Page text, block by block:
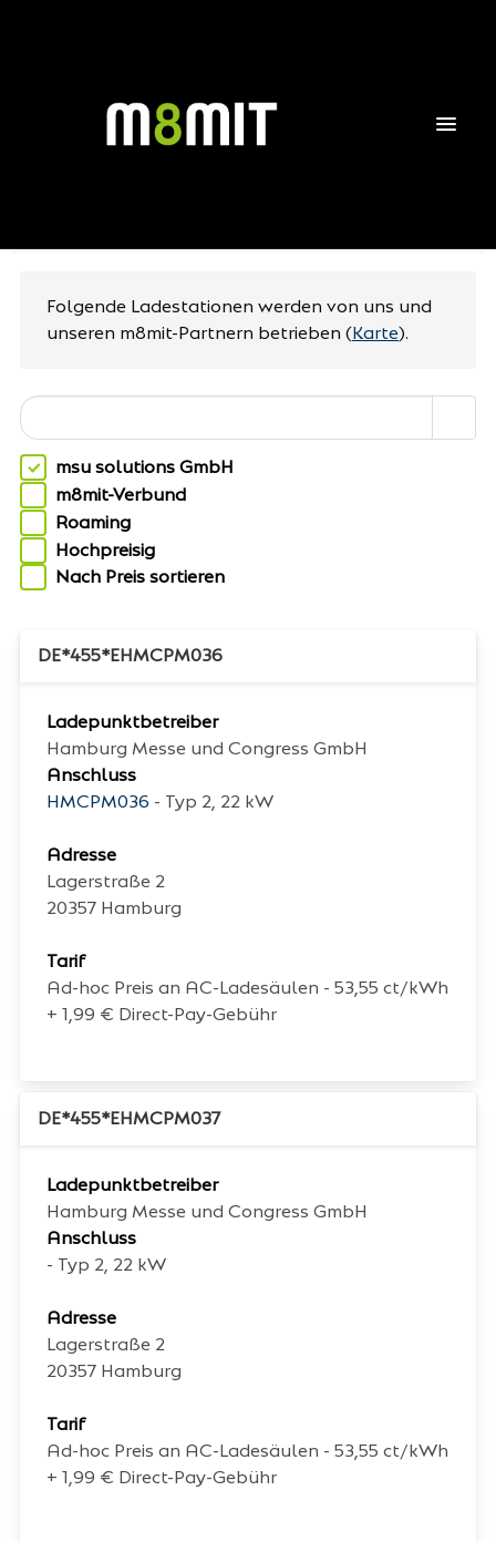
Folgende Ladestationen werden von uns und
unseren m8mit-Partnern betrieben (Karte).
msu solutions GmbH
m8mit-Verbund
Roaming
Hochpreisig
Nach Preis sortieren
DE*455*EHMCPM036
Ladepunktbetreiber
Hamburg Messe und Congress GmbH
Anschluss
HMCPM036 - Typ 2, 22 kW
Adresse
Lagerstraße 2
20357 Hamburg
Tarif
Ad-hoc Preis an AC-Ladesäulen - 53,55 ct/kWh
+ 1,99 € Direct-Pay-Gebühr
DE*455*EHMCPM037
Ladepunktbetreiber
Hamburg Messe und Congress GmbH
Anschluss
- Typ 2, 22 kW
Adresse
Lagerstraße 2
20357 Hamburg
Tarif
Ad-hoc Preis an AC-Ladesäulen - 53,55 ct/kWh
+ 1,99 € Direct-Pay-Gebühr